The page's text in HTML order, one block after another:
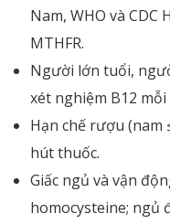
Nam, WHO và CDC
MTHFR.
Người lớn tuổi,
xét nghiệm B12 mỗi
Hạn chế rượu (nam
hút thuốc.
Giấc ngủ và vận
homocysteine; ngủ